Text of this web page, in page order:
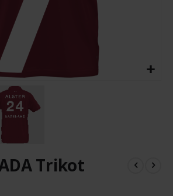
Trikot